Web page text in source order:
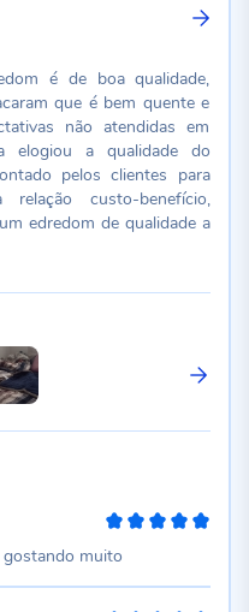
é de boa qualidade,
que é bem quente e
não atendidas em
elogiou a qualidade do
pelos clientes para
custo-benefício,
edredom de qualidade a
gostando muito